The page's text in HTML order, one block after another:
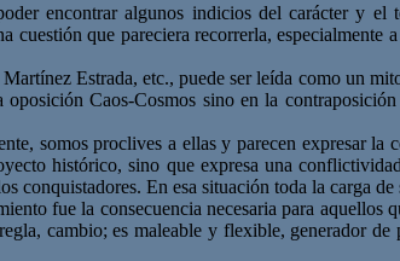
encontrar algunos indicios del carácter y
que pareciera recorrerla,
Estrada, etc., puede ser leída como un
Caos-Cosmos sino en la
somos proclives a ellas y parecen expresar
histórico, sino que expresa una
En esa situación toda la carga
fue la consecuencia necesaria para aquellos
cambio; es maleable y flexible, generador